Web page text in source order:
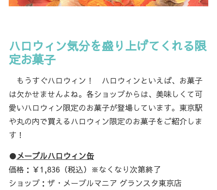
ハロウィン気分を盛り上げてくれる限
定お菓子
もうすぐハロウィン！ ハロウィンといえば、お菓子
は欠かせませんよね。各ショップからは、美味しくて可
愛いハロウィン限定のお菓子が登場しています。東京駅
や丸の内で買えるハロウィン限定のお菓子をご紹介しま
す！
●メープルハロウィン缶
価格：￥1,836（税込）※なくなり次第終了
ショップ：ザ・メープルマニア グランスタ東京店